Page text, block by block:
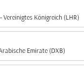
Vereinigtes Königreich (LHR)
Emirate (DXB)